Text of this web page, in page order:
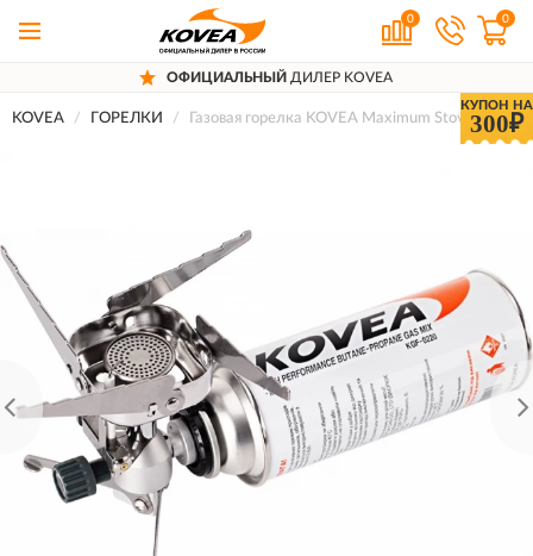
0 0
ОФИЦИАЛЬНЫЙ ДИЛЕР KOVEA
КУПОН НА
300₽
KOVEA ГОРЕЛКИ Газовая горелка KOVEA Maximum Stove